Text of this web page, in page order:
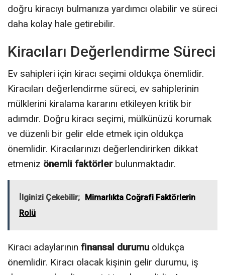
doğru kiracıyı bulmanıza yardımcı olabilir ve süreci
daha kolay hale getirebilir.
Kiracıları Değerlendirme Süreci
Ev sahipleri için kiracı seçimi oldukça önemlidir.
Kiracıları değerlendirme süreci, ev sahiplerinin
mülklerini kiralama kararını etkileyen kritik bir
adımdır. Doğru kiracı seçimi, mülkünüzü korumak
ve düzenli bir gelir elde etmek için oldukça
önemlidir. Kiracılarınızı değerlendirirken dikkat
etmeniz önemli faktörlerbulunmaktadır.
İlginizi Çekebilir; Mimarlıkta Coğrafi Faktörlerin
Rolü
Kiracı adaylarının finansal durumu oldukça
önemlidir. Kiracı olacak kişinin gelir durumu, iş